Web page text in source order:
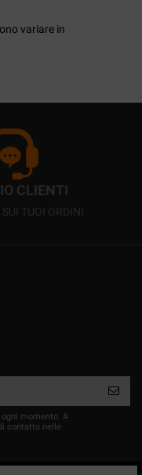
variare in
CLIENTI
TUOI ORDINI
momento. A
contatto nelle